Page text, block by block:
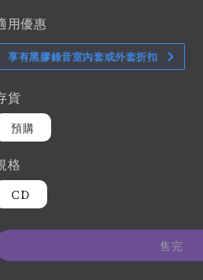
用優惠
享有黑膠錄音室內套或外套折扣
貨
預購
格
CD
售完